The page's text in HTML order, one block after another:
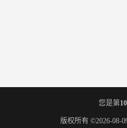
您是第
版权所有 ©2026-08-